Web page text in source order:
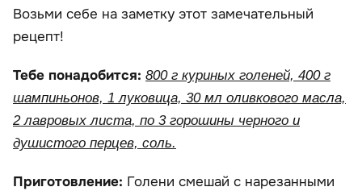
Возьми себе на заметку этот замечательный
рецепт!
Тебе понадобится: 800 г куриных голеней, 400 г
шампиньонов, 1 луковица, 30 мл оливкового масла,
2 лавровых листа, по 3 горошины черного и
душистого перцев, соль.
Приготовление: Голени смешай с нарезанными